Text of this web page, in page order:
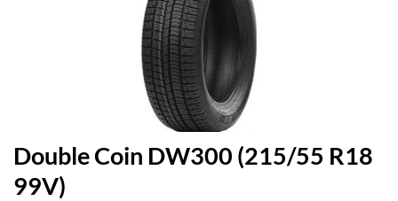
Double Coin DW300 (215/55 R18
99V)